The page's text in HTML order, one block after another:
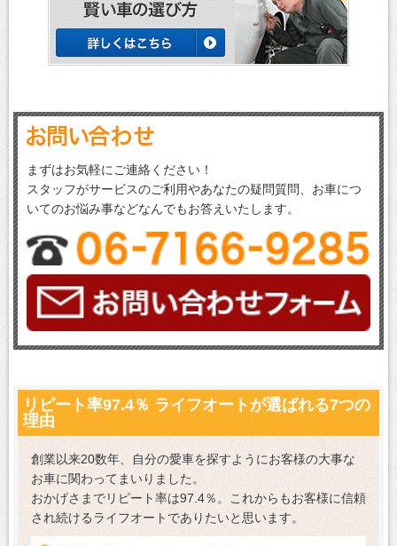
まずはお気軽にご連絡ください！
スタッフがサービスのご利用やあなたの疑問質問、お車につ
いてのお悩み事などなんでもお答えいたします。
リピート率97.4％ ライフオートが選ばれる7つの
理由
創業以来20数年、自分の愛車を探すようにお客様の大事な
お車に関わってまいりました。
おかげさまでリピート率は97.4％。これからもお客様に信頼
され続けるライフオートでありたいと思います。